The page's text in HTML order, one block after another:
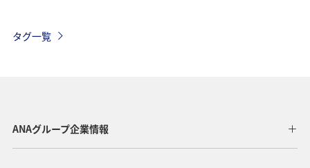
ハノイ スウェーデン クアラルンプール
タグ一覧
ANAグループ企業情報